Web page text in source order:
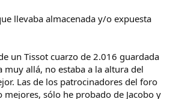
llevaba almacenada y/o expuesta
un Tissot cuarzo de 2.016 guardada
allá, no estaba a la altura del
Las de los patrocinadores del foro
sólo he probado de Jacobo y